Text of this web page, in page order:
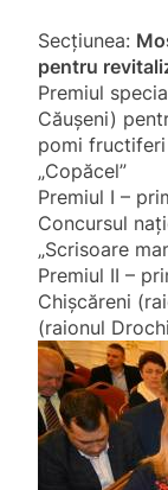
Secțiunea:
pentru
Premiul
Căușeni)
pomi
„Copăcel”
Premiul I –
Concursul
„Scrisoare
Premiul II –
Chișcăreni
(raionul